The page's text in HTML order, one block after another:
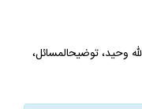
م 505 و 506 ؛آيت الله وحيد، توضيح‏المسائل،